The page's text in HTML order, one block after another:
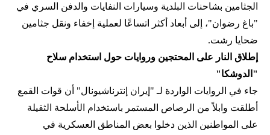
الجثامين بشاحنات البلدية وسيارات النفايات والدفن السري في
"باغ رضوان"، إلى أبعاد أكثر اتساعًا لعملية إخفاء ونقل جثامين
ضحايا رشت.
إطلاق النار على المحتجين وروايات حول استخدام سلاح
"الدوشكا"
جاء في الروايات الواردة لـ "إيران إنترناشيونال" أن قوات القمع
أطلقت وابلاً من الرصاص المستمر باستخدام الأسلحة الثقيلة
على المواطنين الذين دخلوا بعض المناطق العسكرية في